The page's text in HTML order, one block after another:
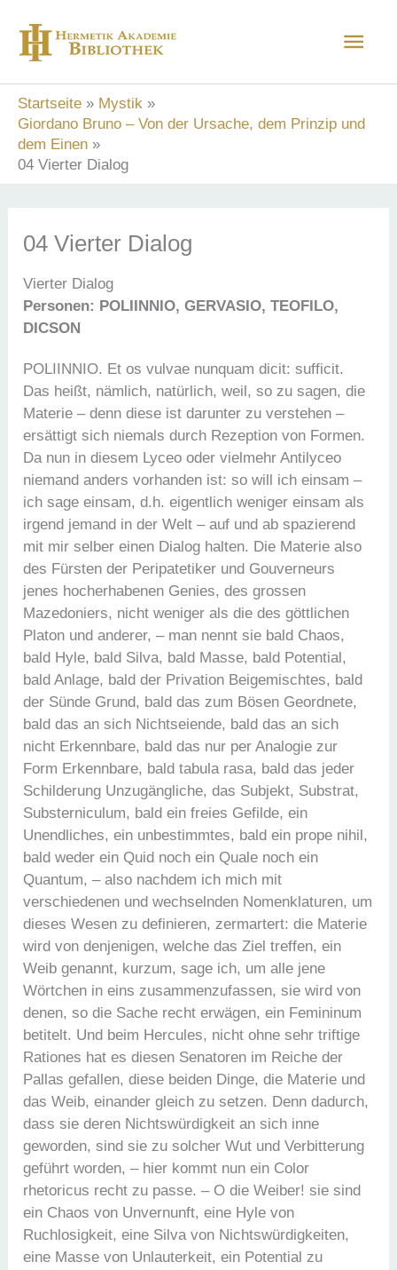
Inhalt
springen
Startseite
Mystik
Giordano Bruno – Von der Ursache, dem Prinzip und
dem Einen
04 Vierter Dialog
04 Vierter Dialog
Vierter Dialog
Personen: POLIINNIO, GERVASIO, TEOFILO,
DICSON
POLIINNIO. Et os vulvae nunquam dicit: sufficit.
Das heißt, nämlich, natürlich, weil, so zu sagen, die
Materie – denn diese ist darunter zu verstehen –
ersättigt sich niemals durch Rezeption von Formen.
Da nun in diesem Lyceo oder vielmehr Antilyceo
niemand anders vorhanden ist: so will ich einsam –
ich sage einsam, d.h. eigentlich weniger einsam als
irgend jemand in der Welt – auf und ab spazierend
mit mir selber einen Dialog halten. Die Materie also
des Fürsten der Peripatetiker und Gouverneurs
jenes hocherhabenen Genies, des grossen
Mazedoniers, nicht weniger als die des göttlichen
Platon und anderer, – man nennt sie bald Chaos,
bald Hyle, bald Silva, bald Masse, bald Potential,
bald Anlage, bald der Privation Beigemischtes, bald
der Sünde Grund, bald das zum Bösen Geordnete,
bald das an sich Nichtseiende, bald das an sich
nicht Erkennbare, bald das nur per Analogie zur
Form Erkennbare, bald tabula rasa, bald das jeder
Schilderung Unzugängliche, das Subjekt, Substrat,
Substerniculum, bald ein freies Gefilde, ein
Unendliches, ein unbestimmtes, bald ein prope nihil,
bald weder ein Quid noch ein Quale noch ein
Quantum, – also nachdem ich mich mit
verschiedenen und wechselnden Nomenklaturen, um
dieses Wesen zu definieren, zermartert: die Materie
wird von denjenigen, welche das Ziel treffen, ein
Weib genannt, kurzum, sage ich, um alle jene
Wörtchen in eins zusammenzufassen, sie wird von
denen, so die Sache recht erwägen, ein Femininum
betitelt. Und beim Hercules, nicht ohne sehr triftige
Rationes hat es diesen Senatoren im Reiche der
Pallas gefallen, diese beiden Dinge, die Materie und
das Weib, einander gleich zu setzen. Denn dadurch,
dass sie deren Nichtswürdigkeit an sich inne
geworden, sind sie zu solcher Wut und Verbitterung
geführt worden, – hier kommt nun ein Color
rhetoricus recht zu passe. – O die Weiber! sie sind
ein Chaos von Unvernunft, eine Hyle von
Ruchlosigkeit, eine Silva von Nichtswürdigkeiten,
eine Masse von Unlauterkeit, ein Potential zu